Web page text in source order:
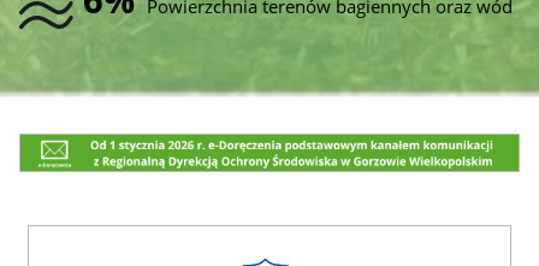
Powierzchnia terenów bagiennych oraz wód
Doręczenia